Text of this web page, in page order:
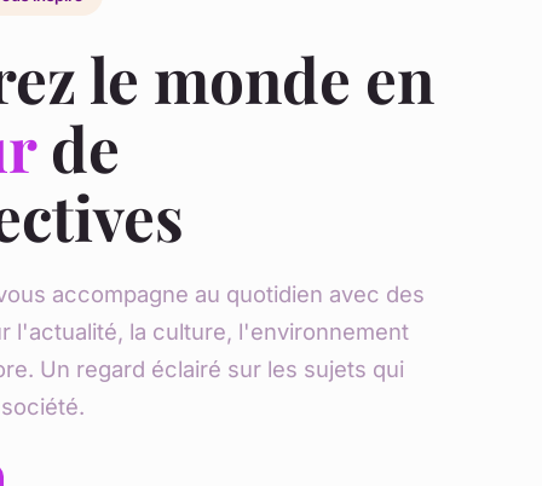
le monde en
de
accompagne au quotidien avec des
l'actualité, la culture, l'environnement
Un regard éclairé sur les sujets qui